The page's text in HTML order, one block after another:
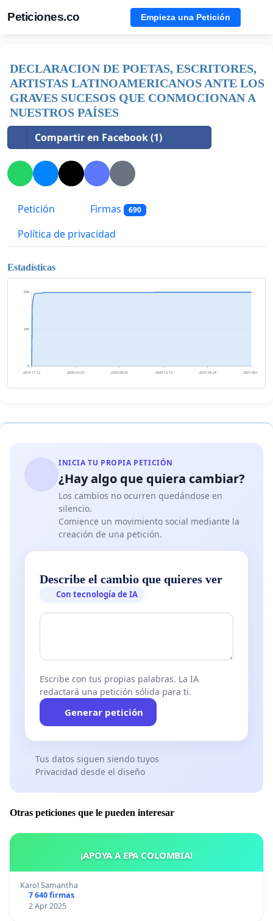
Peticiones.co Empieza una Petición
DECLARACION DE POETAS, ESCRITORES,
ARTISTAS LATINOAMERICANOS ANTE LOS
GRAVES SUCESOS QUE CONMOCIONAN A
NUESTROS PAÍSES
Compartir en Facebook (1)
Petición Firmas 690
Política de privacidad
Estadísticas
0
345
690
2019-11-12 2020-03-23 2020-08-02 2020-12-13 2021-04-24 2021-09-03
INICIA TU PROPIA PETICIÓN
¿Hay algo que quiera cambiar?
Los cambios no ocurren quedándose en
silencio.
Comience un movimiento social mediante la
creación de una petición.
Describe el cambio que quieres ver
Con tecnología de IA
Escribe con tus propias palabras. La IA
redactará una petición sólida para ti.
Generar petición
Tus datos siguen siendo tuyos
Privacidad desde el diseño
Otras peticiones que le pueden interesar
¡APOYA A EPA COLOMBIA!
Karol Samantha
7 640 firmas
2 Apr 2025